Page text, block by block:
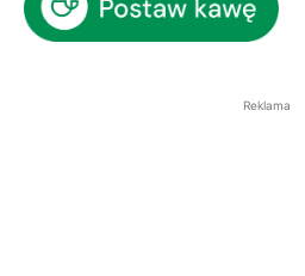
Reklama